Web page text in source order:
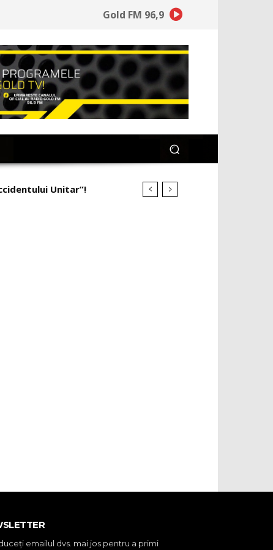
Gold FM 96,9
Unitar”!
emailul dvs. mai jos pentru a primi